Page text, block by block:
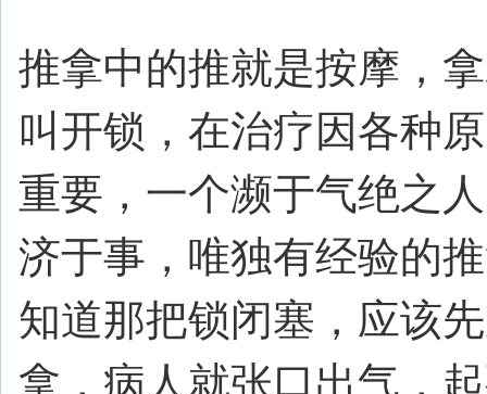
推拿中的推就是按摩，
叫开锁，在治疗因各种
重要，一个濒于气绝之
济于事，唯独有经验的
知道那把锁闭塞，应该
拿，病人就张口出气，